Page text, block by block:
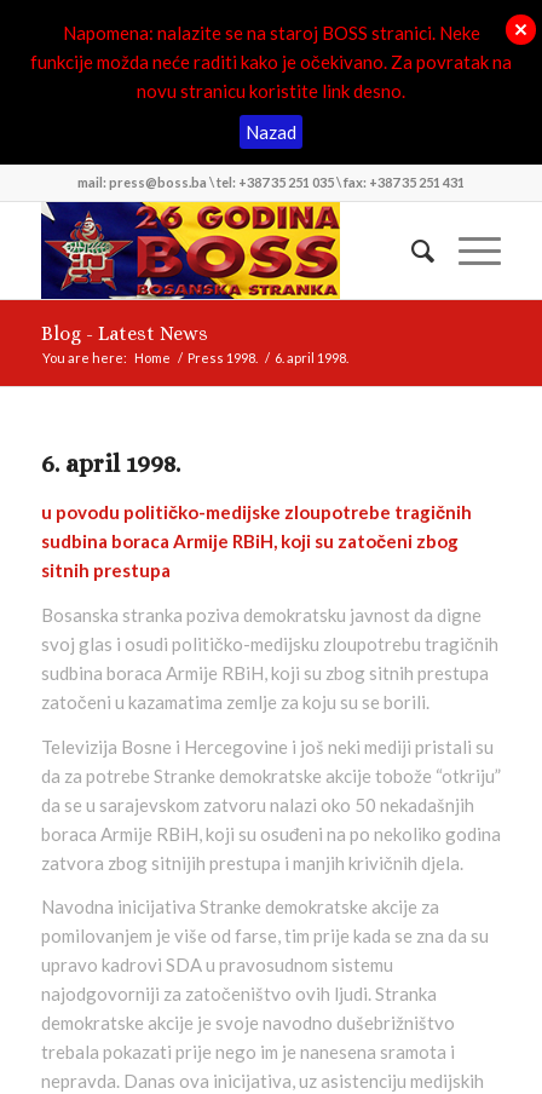
mail: press@boss.ba \ tel: +387 35 251 035 \ fax: +387 35 251 431
Blog - Latest News
You are here: Home / Press 1998. / 6. april 1998.
6. april 1998.
u povodu političko-medijske zloupotrebe tragičnih
sudbina boraca Armije RBiH, koji su zatočeni zbog
sitnih prestupa
Bosanska stranka poziva demokratsku javnost da digne
svoj glas i osudi političko-medijsku zloupotrebu tragičnih
sudbina boraca Armije RBiH, koji su zbog sitnih prestupa
zatočeni u kazamatima zemlje za koju su se borili.
Televizija Bosne i Hercegovine i još neki mediji pristali su
da za potrebe Stranke demokratske akcije tobože “otkriju”
da se u sarajevskom zatvoru nalazi oko 50 nekadašnjih
boraca Armije RBiH, koji su osuđeni na po nekoliko godina
zatvora zbog sitnijih prestupa i manjih krivičnih djela.
Navodna inicijativa Stranke demokratske akcije za
pomilovanjem je više od farse, tim prije kada se zna da su
upravo kadrovi SDA u pravosudnom sistemu
najodgovorniji za zatočeništvo ovih ljudi. Stranka
demokratske akcije je svoje navodno dušebrižništvo
trebala pokazati prije nego im je nanesena sramota i
nepravda. Danas ova inicijativa, uz asistenciju medijskih
Napomena: nalazite se na staroj BOSS stranici. Neke
funkcije možda neće raditi kako je očekivano. Za povratak na
novu stranicu koristite link desno.
Nazad